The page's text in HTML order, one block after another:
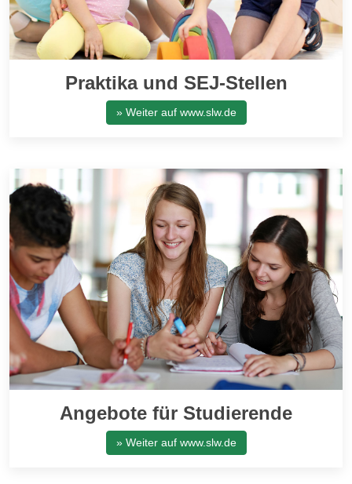
Praktika und SEJ-Stellen
» Weiter auf www.slw.de
Angebote für Studierende
» Weiter auf www.slw.de